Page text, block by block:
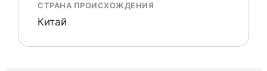
СТРАНА ПРОИСХОЖДЕНИЯ
Китай